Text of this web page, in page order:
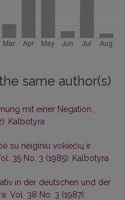
same author(s)
mit einer Negation
Kalbotyra
su neiginiu vokiečių ir
35 No. 3 (1985): Kalbotyra
in der deutschen und der
Vol. 38 No. 3 (1987):